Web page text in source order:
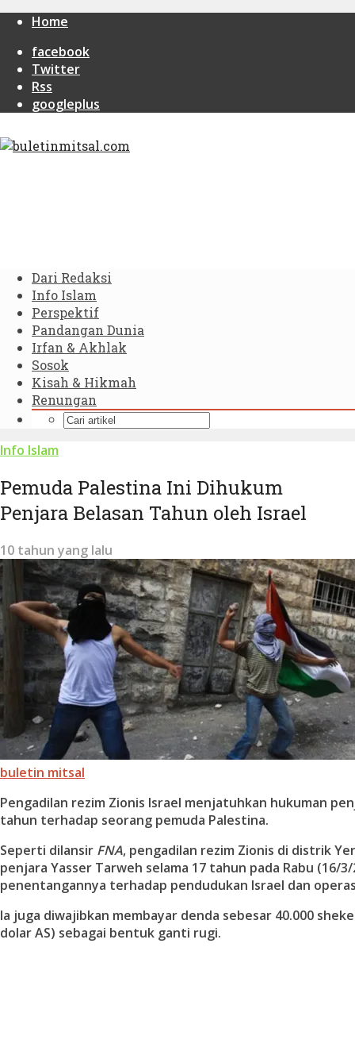
Home
facebook
Twitter
Rss
googleplus
Dari Redaksi
Info Islam
Perspektif
Pandangan Dunia
Irfan & Akhlak
Sosok
Kisah & Hikmah
Renungan
Info Islam
Pemuda Palestina Ini Dihukum
Penjara Belasan Tahun oleh Israel
10 tahun yang lalu
buletin mitsal
Pengadilan rezim Zionis Israel menjatuhkan hukuman
tahun terhadap seorang pemuda Palestina.
Seperti dilansir FNA, pengadilan rezim Zionis di distrik
penjara Yasser Tarweh selama 17 tahun pada Rabu (16/
penentangannya terhadap pendudukan Israel dan
Ia juga diwajibkan membayar denda sebesar 40.000
dolar AS) sebagai bentuk ganti rugi.